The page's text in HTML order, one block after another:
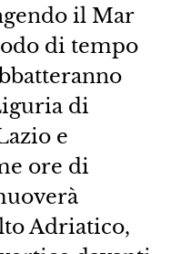
il Mar
di tempo
di
e
ore di
Adriatico,